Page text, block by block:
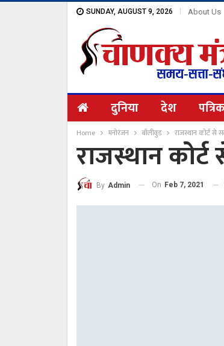
SUNDAY, AUGUST 9, 2026 About Us
दुनिया देश
Home मनोरंजन बॉलीवुड राजस्थान कोर्ट से
राजस्थान
By Admin On Feb 7, 2021